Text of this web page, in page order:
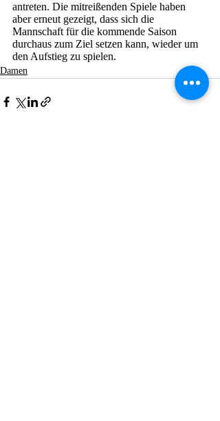
antreten. Die mitreißenden Spiele haben
aber erneut gezeigt, dass sich die
Mannschaft für die kommende Saison
durchaus zum Ziel setzen kann, wieder um
den Aufstieg zu spielen.
Damen